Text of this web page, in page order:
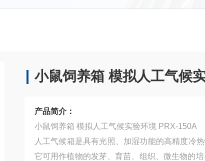
小鼠饲养箱 模拟人工气候
产品简介：
小鼠饲养箱 模拟人工气候实验环境 PRX-150A
人工气候箱是具有光照、加湿功能的高精度冷
它可用作植物的发芽、育苗、组织、微生物的